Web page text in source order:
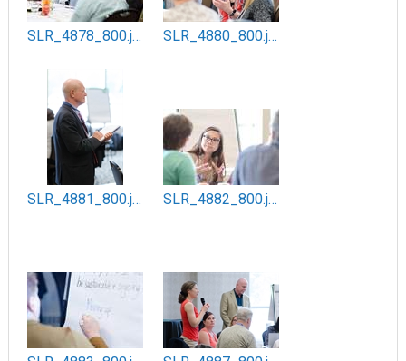
SLR_4878_800.jpg SLR_4880_800.jpg
SLR_4881_800.jpg SLR_4882_800.jpg